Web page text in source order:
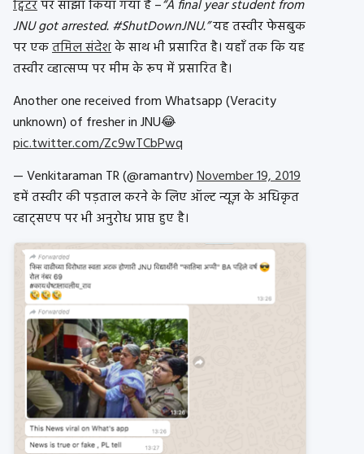
ट्विटरपर साझा किया गया है –“A final year student from
JNU got arrested. #ShutDownJNU.”यह तस्वीर फेसबुक
पर एकतमिल संदेशके साथ भी प्रसारित है। यहाँ तक कि यह
तस्वीर व्हात्सप्प पर मीम के रूप में प्रसारित है।
Another one received from Whatsapp (Veracity
unknown) of fresher in JNU😂
pic.twitter.com/Zc9wTCbPwq
— Venkitaraman TR (@ramantrv)November 19, 2019
हमें तस्वीर की पड़ताल करने के लिए ऑल्ट न्यूज़ के अधिकृत
व्हाट्सएप पर भी अनुरोध प्राप्त हुए है।